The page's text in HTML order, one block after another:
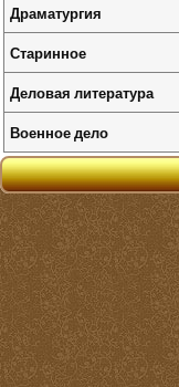
Драматургия
Старинное
Деловая литература
Военное дело